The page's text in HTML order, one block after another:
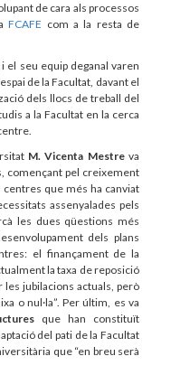
de cara als processos
FCAFE com a la resta de
el seu equip deganal varen
de la Facultat, davant el
dels llocs de treball del
a la Facultat en la cerca
M. Vicenta Mestreva
començant pel creixement
que més ha canviat
assenyalades pels
les dues qüestions més
dels plans
el finançament de la
la taxa de reposició
jubilacions actuals, però
o nul·la”. Per últim, es va
que han constituït
del pati de la Facultat
que “en breu serà